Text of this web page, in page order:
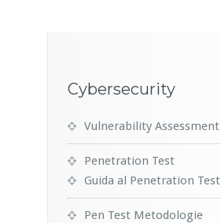
Cybersecurity
Vulnerability Assessment
Penetration Test
Guida al Penetration Test
Pen Test Metodologie